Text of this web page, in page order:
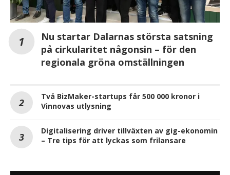
Nu startar Dalarnas största satsning
på cirkularitet någonsin – för den
regionala gröna omställningen
Två BizMaker-startups får 500 000 kronor i
Vinnovas utlysning
Digitalisering driver tillväxten av gig-ekonomin
– Tre tips för att lyckas som frilansare